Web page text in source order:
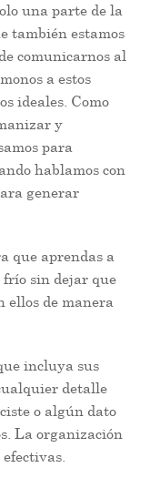
una parte de la
también estamos
comunicarnos al
a estos
ideales. Como
y
para
hablamos con
generar
que aprendas a
frío sin dejar que
ellos de manera
incluya sus
detalle
o algún dato
La organización